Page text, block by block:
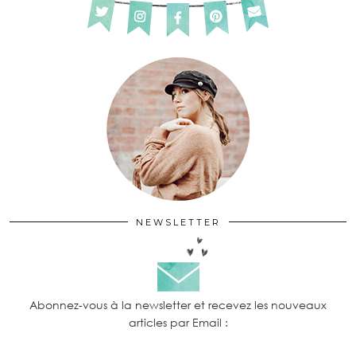
NEWSLETTER
Abonnez-vous à la newsletter et recevez les nouveaux
articles par Email :